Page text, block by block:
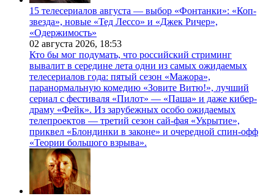
15 телесериалов августа — выбор «Фонтанки»: «Коп-
звезда», новые «Тед Лессо» и «Джек Ричер»,
«Одержимость»
02 августа 2026, 18:53
Кто бы мог подумать, что российский стриминг
вывалит в середине лета одни из самых ожидаемых
телесериалов года: пятый сезон «Мажора»,
паранормальную комедию «Зовите Витю!», лучший
сериал с фестиваля «Пилот» — «Паша» и даже кибер-
драму «Фейк». Из зарубежных особо ожидаемых
телепроектов — третий сезон сай-фая «Укрытие»,
приквел «Блондинки в законе» и очередной спин-офф
«Теории большого взрыва».